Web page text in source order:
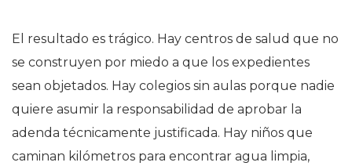
El resultado es trágico. Hay centros de salud que no
se construyen por miedo a que los expedientes
sean objetados. Hay colegios sin aulas porque nadie
quiere asumir la responsabilidad de aprobar la
adenda técnicamente justificada. Hay niños que
caminan kilómetros para encontrar agua limpia,